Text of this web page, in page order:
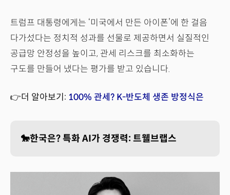
트럼프 대통령에게는 ‘미국에서 만든 아이폰’에 한 걸음
다가섰다는 정치적 성과를 선물로 제공하면서 실질적인
공급망 안정성을 높이고, 관세 리스크를 최소화하는
구도를 만들어 냈다는 평가를 받고 있습니다.
👉더 알아보기: 100% 관세? K-반도체 생존 방정식은
🐎한국은? 특화 AI가 경쟁력: 트웰브랩스